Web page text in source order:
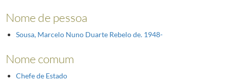
Nome de pessoa
Sousa, Marcelo Nuno Duarte Rebelo de. 1948-
Nome comum
Chefe de Estado